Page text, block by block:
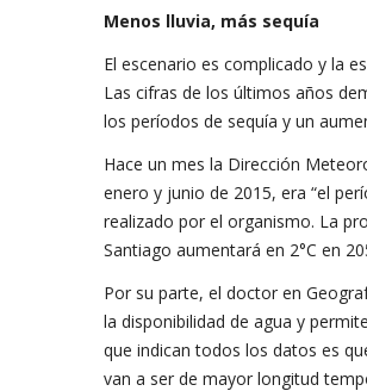
Menos lluvia, más sequía
El escenario es complicado y la
Las cifras de los últimos años
los períodos de sequía y un
Hace un mes la Dirección
enero y junio de 2015, era “el
realizado por el organismo. La
Santiago aumentará en 2°C en
Por su parte, el doctor en
la disponibilidad de agua y
que indican todos los datos es
van a ser de mayor longitud